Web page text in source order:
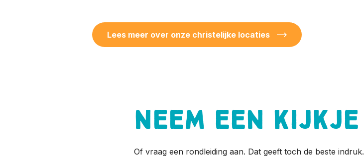
Lees meer over onze christelijke locaties
Neem een kijkje
Of vraag een rondleiding aan. Dat geeft toch de beste indruk.